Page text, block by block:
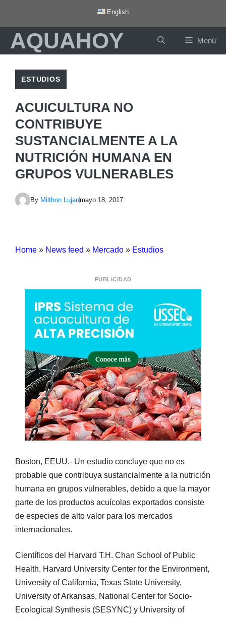
contenido
English
AQUAHOY Menú
ESTUDIOS
ACUICULTURA NO
CONTRIBUYE
SUSTANCIALMENTE A LA
NUTRICIÓN HUMANA EN
GRUPOS VULNERABLES
By Milthon Lujanmayo 18, 2017
Home » News feed » Mercado » Estudios
PUBLICIDAD
Boston, EEUU.- Un estudio concluye que no es
probable que contribuya sustancialmente a la nutrición
humana en grupos vulnerables, debido a que la mayor
parte de los productos acuícolas exportados consiste
de especies de alto valor para los mercados
internacionales.
Científicos del Harvard T.H. Chan School of Public
Health, Harvard University Center for the Environment,
University of California, Texas State University,
University of Arkansas, National Center for Socio-
Ecological Synthesis (SESYNC) y University of